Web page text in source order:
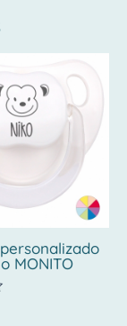
MONITO